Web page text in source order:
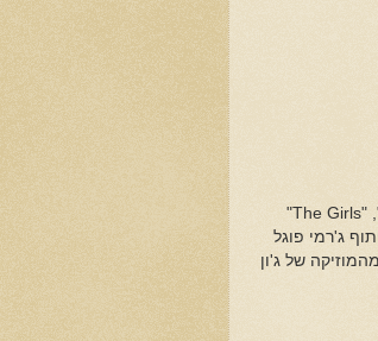
"
The Girls
"
ג'רמי פוגל
של ג'ון